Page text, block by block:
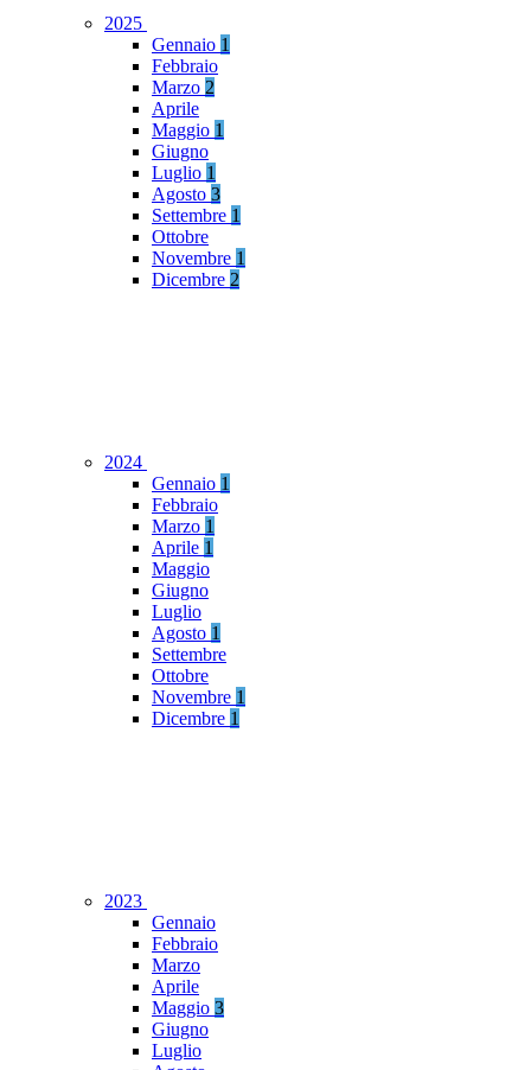
2025
Gennaio 1
Febbraio
Marzo 2
Aprile
Maggio 1
Giugno
Luglio 1
Agosto 3
Settembre 1
Ottobre
Novembre 1
Dicembre 2
2024
Gennaio 1
Febbraio
Marzo 1
Aprile 1
Maggio
Giugno
Luglio
Agosto 1
Settembre
Ottobre
Novembre 1
Dicembre 1
2023
Gennaio
Febbraio
Marzo
Aprile
Maggio 3
Giugno
Luglio